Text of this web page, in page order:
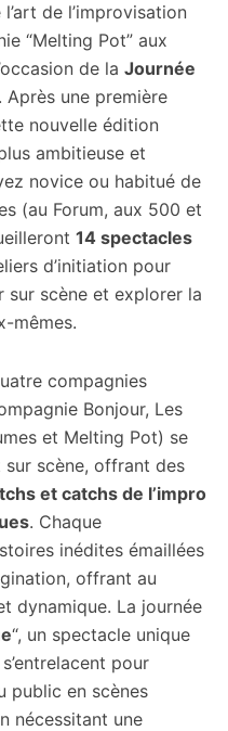
de l’improvisation
“Melting Pot” aux
de la Journée
. Après une première
nouvelle édition
ambitieuse et
novice ou habitué de
(au Forum, aux 500 et
14 spectacles
d’initiation pour
sur scène et explorer la
mêmes.
compagnies
Bonjour, Les
et Melting Pot) se
scène, offrant des
et catchs de l’impro
. Chaque
inédites émaillées
offrant au
dynamique. La journée
“, un spectacle unique
pour
public en scènes
nécessitant une